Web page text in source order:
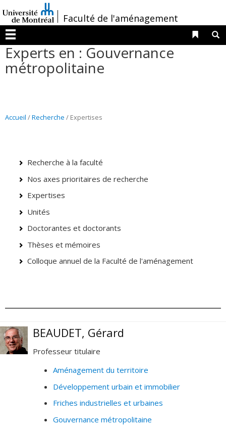
au
contenu
/Faculté de l'aménagement
Menu
Liens
Experts en : Gouvernance
métropolitaine
Accueil /Recherche / Expertises
Recherche à la faculté
Nos axes prioritaires de recherche
Expertises
Unités
Doctorantes et doctorants
Thèses et mémoires
Colloque annuel de la Faculté de l'aménagement
BEAUDET, Gérard
Professeur titulaire
Aménagement du territoire
Développement urbain et immobilier
Friches industrielles et urbaines
Gouvernance métropolitaine